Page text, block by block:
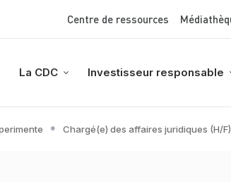
au
Top Menu
Centre de ressources
La CDC Investisseur responsable
Chargé(e) des affaires juridiques (H/F)